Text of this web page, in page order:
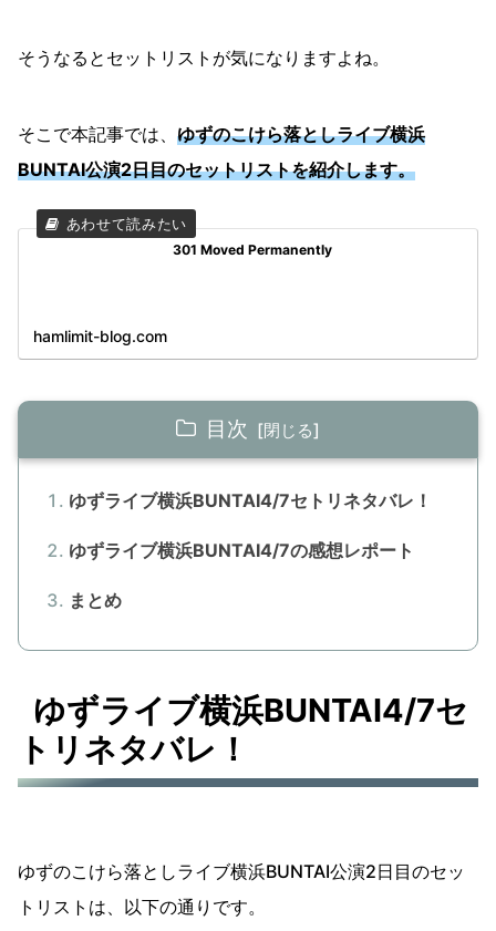
そうなるとセットリストが気になりますよね。
そこで本記事では、 ゆずのこけら落としライブ横浜
BUNTAI公演2日目のセットリストを紹介します。
301 Moved Permanently
hamlimit-blog.com
目次
ゆずライブ横浜BUNTAI4/7セトリネタバレ！
ゆずライブ横浜BUNTAI4/7の感想レポート
まとめ
ゆずライブ横浜BUNTAI4/7セ
トリネタバレ！
ゆずのこけら落としライブ横浜BUNTAI公演2日目のセッ
トリストは、以下の通りです。